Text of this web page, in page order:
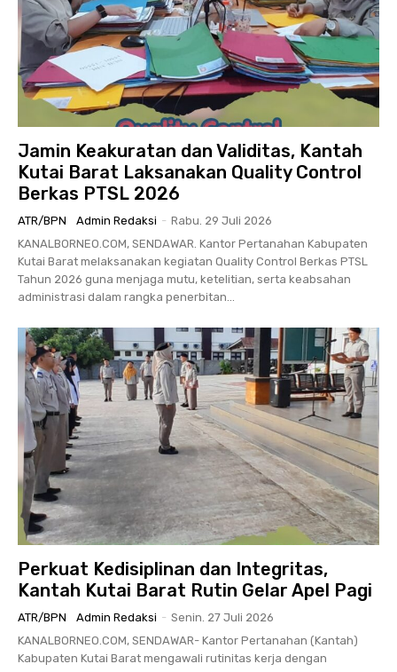
Jamin Keakuratan dan Validitas, Kantah
Kutai Barat Laksanakan Quality Control
Berkas PTSL 2026
ATR/BPN Admin Redaksi - Rabu. 29 Juli 2026
KANALBORNEO.COM, SENDAWAR. Kantor Pertanahan Kabupaten
Kutai Barat melaksanakan kegiatan Quality Control Berkas PTSL
Tahun 2026 guna menjaga mutu, ketelitian, serta keabsahan
administrasi dalam rangka penerbitan...
Perkuat Kedisiplinan dan Integritas,
Kantah Kutai Barat Rutin Gelar Apel Pagi
ATR/BPN Admin Redaksi - Senin. 27 Juli 2026
KANALBORNEO.COM, SENDAWAR- Kantor Pertanahan (Kantah)
Kabupaten Kutai Barat mengawali rutinitas kerja dengan